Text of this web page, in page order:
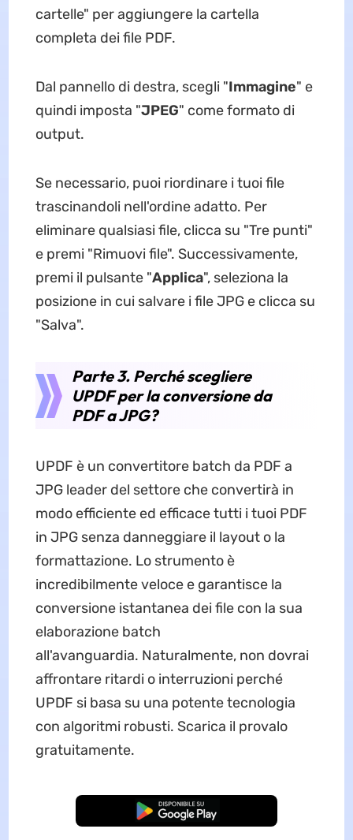
cartelle" per aggiungere la cartella
completa dei file PDF.
Dal pannello di destra, scegli "Immagine" e
quindi imposta "JPEG" come formato di
output.
Se necessario, puoi riordinare i tuoi file
trascinandoli nell'ordine adatto. Per
eliminare qualsiasi file, clicca su "Tre punti"
e premi "Rimuovi file". Successivamente,
premi il pulsante "Applica", seleziona la
posizione in cui salvare i file JPG e clicca su
"Salva".
Parte 3. Perché scegliere
UPDF per la conversione da
PDF a JPG?
UPDF è un convertitore batch da PDF a
JPG leader del settore che convertirà in
modo efficiente ed efficace tutti i tuoi PDF
in JPG senza danneggiare il layout o la
formattazione. Lo strumento è
incredibilmente veloce e garantisce la
conversione istantanea dei file con la sua
elaborazione batch
all'avanguardia. Naturalmente, non dovrai
affrontare ritardi o interruzioni perché
UPDF si basa su una potente tecnologia
con algoritmi robusti. Scarica il provalo
gratuitamente.
Download Gratis